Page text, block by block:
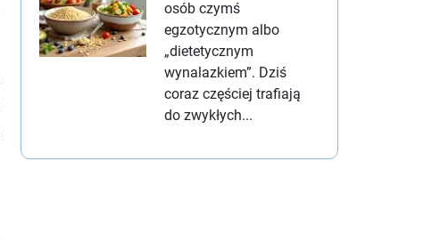
osób czymś
egzotycznym albo
„dietetycznym
wynalazkiem”. Dziś
coraz częściej trafiają
do zwykłych...